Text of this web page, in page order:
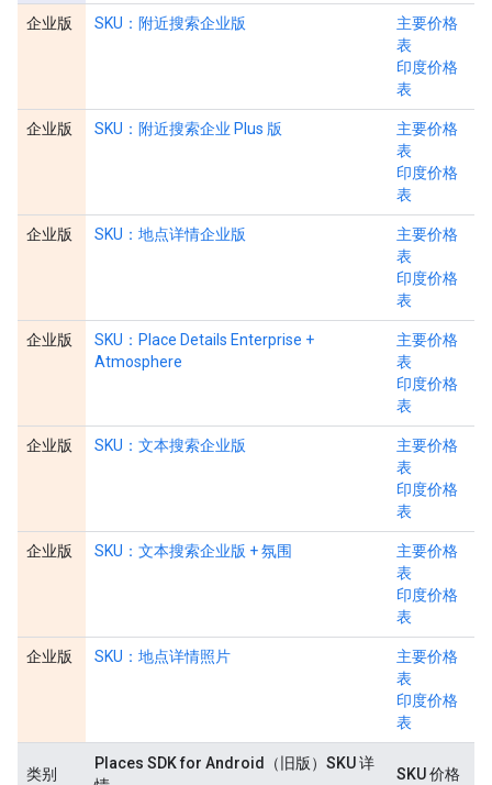
企业版 SKU：附近搜索企业版
主要价格
表
印度价格
表
企业版 SKU：附近搜索企业 Plus 版
主要价格
表
印度价格
表
企业版 SKU：地点详情企业版
主要价格
表
印度价格
表
企业版
SKU：Place Details Enterprise +
Atmosphere
主要价格
表
印度价格
表
企业版 SKU：文本搜索企业版
主要价格
表
印度价格
表
企业版 SKU：文本搜索企业版 + 氛围
主要价格
表
印度价格
表
企业版 SKU：地点详情照片
主要价格
表
印度价格
表
类别
Places SDK for Android（旧版）SKU 详
SKU 价格